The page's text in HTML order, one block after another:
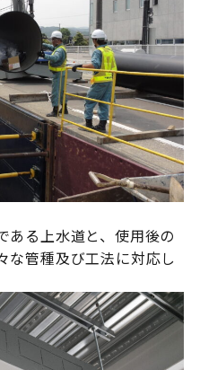
ある上水道と、使用後の
な管種及び工法に対応し